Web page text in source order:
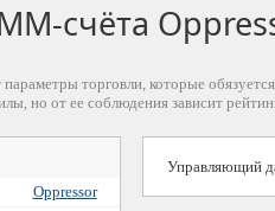
счёта
торговли, которые
но от ее соблюдения зависит
Oppressor
Управляющий